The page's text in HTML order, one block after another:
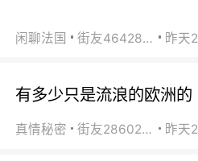
闲聊法国 街友46428878 昨天
有多少只是流浪的欧洲的
真情秘密 街友28602925 昨天